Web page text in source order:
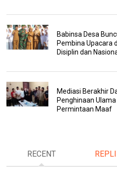
Babinsa Desa
Pembina Upacara
Disiplin dan
Mediasi Berakhir
Penghinaan
Permintaan Maaf
RECENT